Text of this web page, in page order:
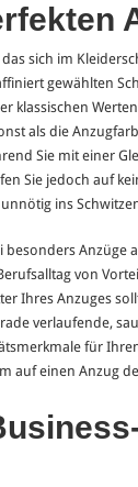
sich im
gewählten
klassischen
als die
Sie mit einer
Sie jedoch auf
ins
Anzüge
von
Ihres Anzuges
verlaufende,
für
auf einen Anzug